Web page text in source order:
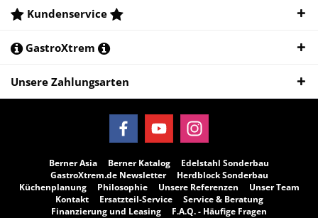
Kundenservice
GastroXtrem
Unsere Zahlungsarten
Berner Asia Berner Katalog
Edelstahl Sonderbau
GastroXtrem.de Newsletter
Herdblock Sonderbau
Küchenplanung
Philosophie Unsere Referenzen
Unser Team
Kontakt
Ersatzteil-Service
Service & Beratung
Finanzierung und Leasing
F.A.Q. - Häufige Fragen